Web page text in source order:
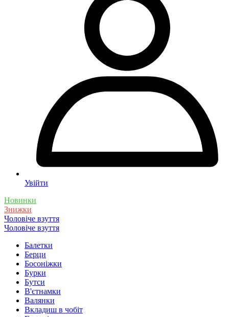
Увійти
Новинки
Знижки
Чоловіче взуття
Чоловіче взуття
Балетки
Берци
Босоніжки
Бурки
Бутси
В'єтнамки
Валянки
Вкладиш в чобіт